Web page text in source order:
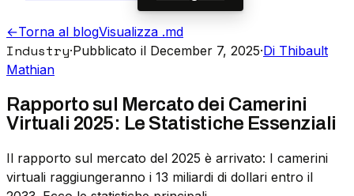
←Torna al blogVisualizza .md
Industry·Pubblicato il December 7, 2025·Di Thibault
Mathian
Rapporto sul Mercato dei Camerini
Virtuali 2025: Le Statistiche Essenziali
Il rapporto sul mercato del 2025 è arrivato: I camerini
virtuali raggiungeranno i 13 miliardi di dollari entro il